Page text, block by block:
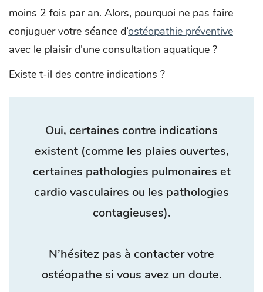
moins 2 fois par an. Alors, pourquoi ne pas faire
conjuguer votre séance d’ostéopathie préventive
avec le plaisir d’une consultation aquatique ?
Existe t-il des contre indications ?
Oui, certaines contre indications
existent (comme les plaies ouvertes,
certaines pathologies pulmonaires et
cardio vasculaires ou les pathologies
contagieuses).
N’hésitez pas à contacter votre
ostéopathe si vous avez un doute.